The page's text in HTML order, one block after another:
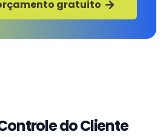
gratuito
do Cliente